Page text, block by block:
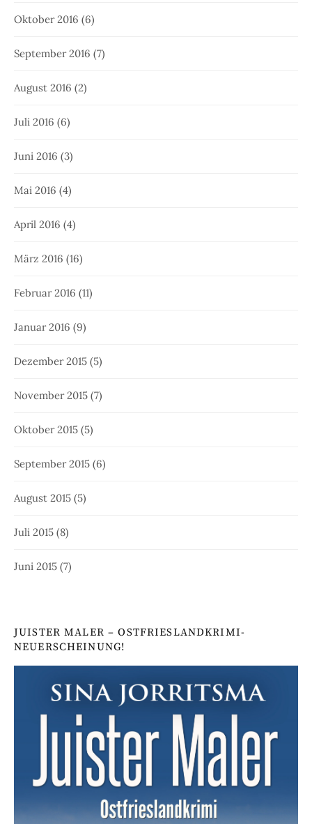
Oktober 2016 (6)
September 2016 (7)
August 2016 (2)
Juli 2016 (6)
Juni 2016 (3)
Mai 2016 (4)
April 2016 (4)
März 2016 (16)
Februar 2016 (11)
Januar 2016 (9)
Dezember 2015 (5)
November 2015 (7)
Oktober 2015 (5)
September 2015 (6)
August 2015 (5)
Juli 2015 (8)
Juni 2015 (7)
JUISTER MALER – OSTFRIESLANDKRIMI-
NEUERSCHEINUNG!